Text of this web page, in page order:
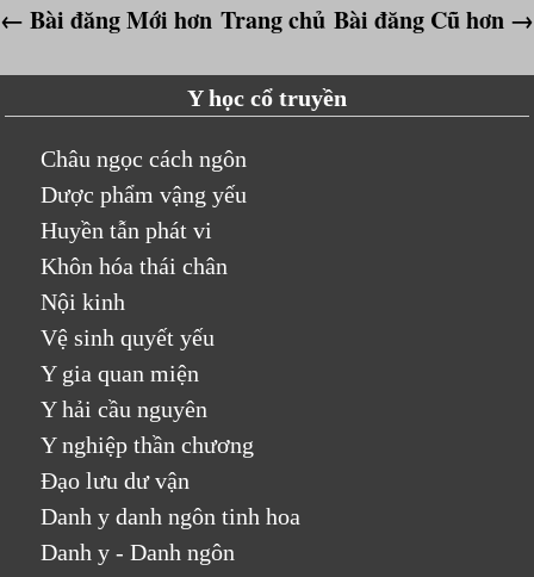
← Bài đăng Mới hơn Bài đăng Cũ hơn →
Trang chủ
Y học cổ truyền
Châu ngọc cách ngôn
Dược phẩm vậng yếu
Huyền tẫn phát vi
Khôn hóa thái chân
Nội kinh
Vệ sinh quyết yếu
Y gia quan miện
Y hải cầu nguyên
Y nghiệp thần chương
Đạo lưu dư vận
Danh y danh ngôn tinh hoa
Danh y - Danh ngôn